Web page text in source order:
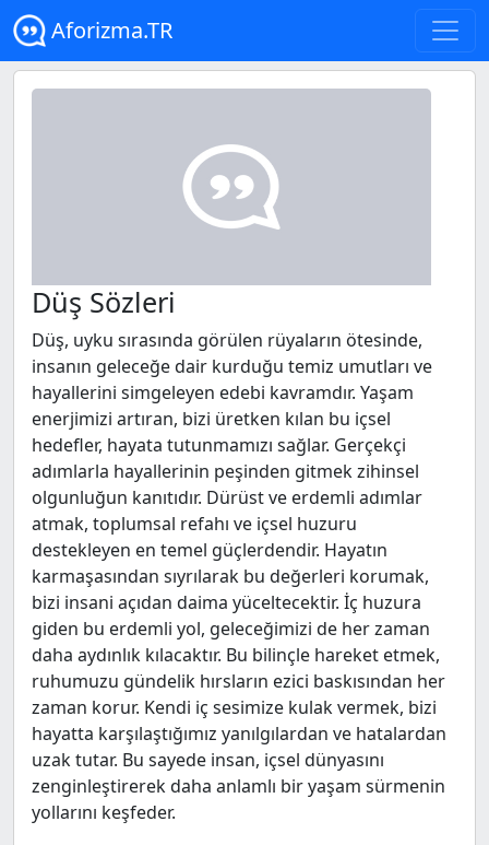
Aforizma.TR
Düş Sözleri
Düş, uyku sırasında görülen rüyaların ötesinde,
insanın geleceğe dair kurduğu temiz umutları ve
hayallerini simgeleyen edebi kavramdır. Yaşam
enerjimizi artıran, bizi üretken kılan bu içsel
hedefler, hayata tutunmamızı sağlar. Gerçekçi
adımlarla hayallerinin peşinden gitmek zihinsel
olgunluğun kanıtıdır. Dürüst ve erdemli adımlar
atmak, toplumsal refahı ve içsel huzuru
destekleyen en temel güçlerdendir. Hayatın
karmaşasından sıyrılarak bu değerleri korumak,
bizi insani açıdan daima yüceltecektir. İç huzura
giden bu erdemli yol, geleceğimizi de her zaman
daha aydınlık kılacaktır. Bu bilinçle hareket etmek,
ruhumuzu gündelik hırsların ezici baskısından her
zaman korur. Kendi iç sesimize kulak vermek, bizi
hayatta karşılaştığımız yanılgılardan ve hatalardan
uzak tutar. Bu sayede insan, içsel dünyasını
zenginleştirerek daha anlamlı bir yaşam sürmenin
yollarını keşfeder.